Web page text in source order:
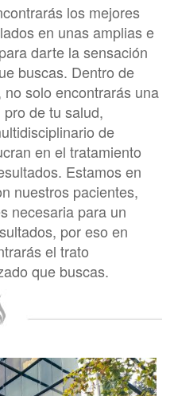
los mejores
en unas amplias e
darte la sensación
buscas. Dentro de
solo encontrarás una
de tu salud,
de
en el tratamiento
Estamos en
nuestros pacientes,
necesaria para un
por eso en
el trato
que buscas.